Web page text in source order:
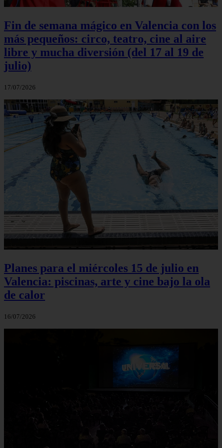
Fin de semana mágico en Valencia con los
más pequeños: circo, teatro, cine al aire
libre y mucha diversión (del 17 al 19 de
julio)
17/07/2026
Planes para el miércoles 15 de julio en
Valencia: piscinas, arte y cine bajo la ola
de calor
16/07/2026